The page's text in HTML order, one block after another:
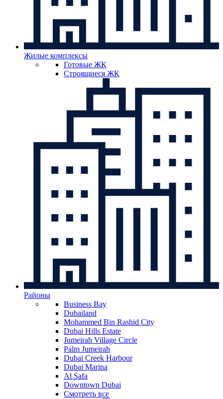
Жилые комплексы
Готовые ЖК
Строящиеся ЖК
Районы
Business Bay
Dubailand
Mohammed Bin Rashid City
Dubai Hills Estate
Jumeirah Village Circle
Palm Jumeirah
Dubai Creek Harbour
Dubai Marina
Al Safa
Downtown Dubai
Смотреть все